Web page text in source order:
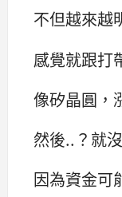
不但越來越
感覺就跟打
像矽晶圓，
然後..？就
因為資金可